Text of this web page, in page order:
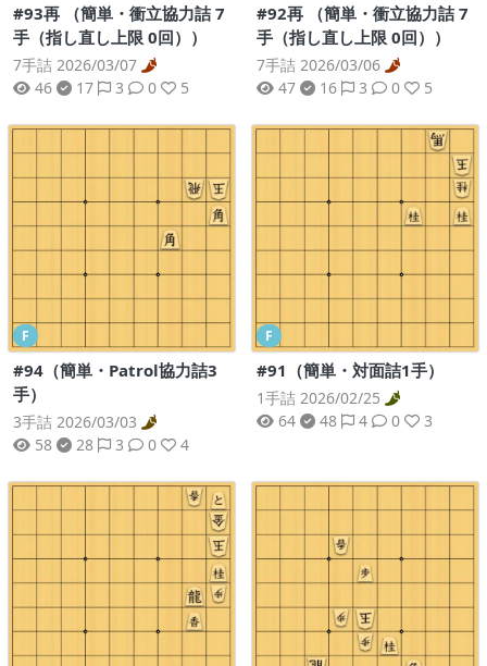
#93再 （簡単・衝立協力詰 7
手（指し直し上限 0回））
7手詰 2026/03/07
46
17 3 0 5
#92再 （簡単・衝立協力詰 7
手（指し直し上限 0回））
7手詰 2026/03/06
47
16 3 0 5
F
#94（簡単・Patrol協力詰3
手）
3手詰 2026/03/03
58
28 3 0 4
F
#91（簡単・対面詰1手）
1手詰 2026/02/25
64
48 4 0 3